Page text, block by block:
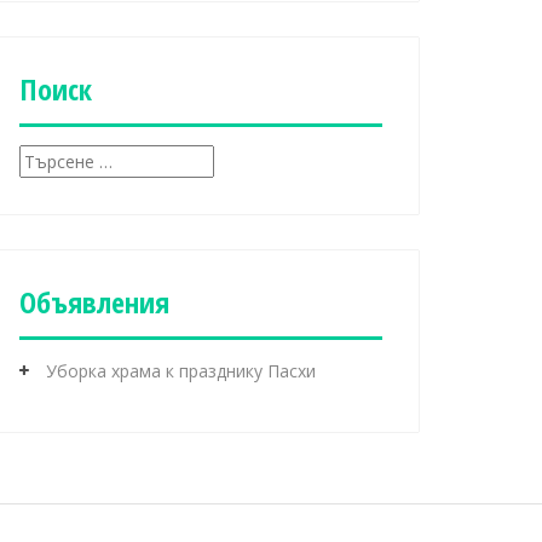
к
иПоиск
Т
ъ
е
з
а
Объявления
Уборка храма к празднику Пасхи